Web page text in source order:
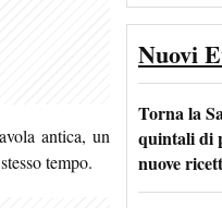
antica, un
tempo.
Nuovi
Torna la
quintali di
nuove